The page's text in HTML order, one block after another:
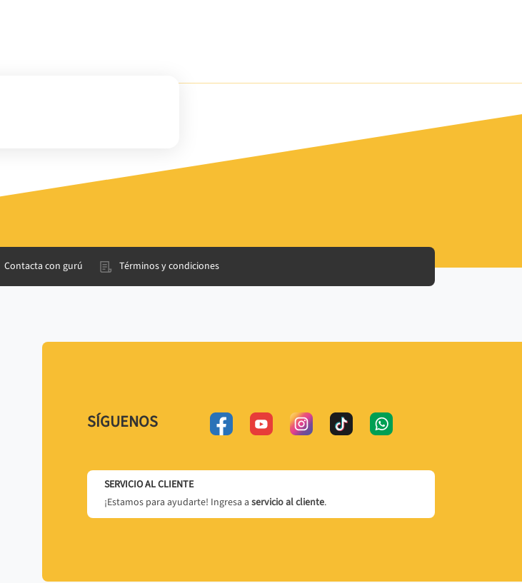
Contacta con gurú Términos y condiciones
SÍGUENOS
SERVICIO AL CLIENTE
¡Estamos para ayudarte! Ingresa a servicio al cliente.